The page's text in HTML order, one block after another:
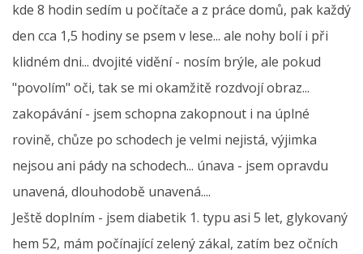
kde 8 hodin sedím u počítače a z práce domů, pak každý
den cca 1,5 hodiny se psem v lese... ale nohy bolí i při
klidném dni... dvojité vidění - nosím brýle, ale pokud
"povolím" oči, tak se mi okamžitě rozdvojí obraz...
zakopávání - jsem schopna zakopnout i na úplné
rovině, chůze po schodech je velmi nejistá, výjimka
nejsou ani pády na schodech... únava - jsem opravdu
unavená, dlouhodobě unavená....
Ještě doplním - jsem diabetik 1. typu asi 5 let, glykovaný
hem 52, mám počínající zelený zákal, zatím bez očních